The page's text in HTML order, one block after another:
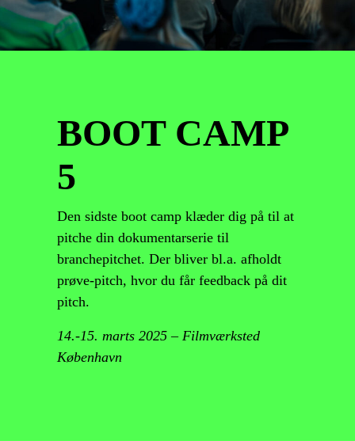
BOOT CAMP
5
Den sidste boot camp klæder dig på til at
pitche din dokumentarserie til
branchepitchet. Der bliver bl.a. afholdt
prøve-pitch, hvor du får feedback på dit
pitch.
14.-15. marts 2025 – Filmværksted
København